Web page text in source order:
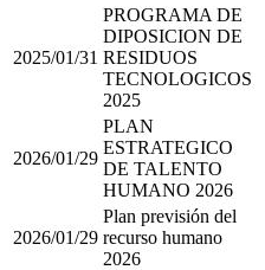
2025/01/31
PROGRAMA DE
DIPOSICION DE
RESIDUOS
TECNOLOGICOS
2025
2026/01/29
PLAN
ESTRATEGICO
DE TALENTO
HUMANO 2026
2026/01/29
Plan previsión del
recurso humano
2026